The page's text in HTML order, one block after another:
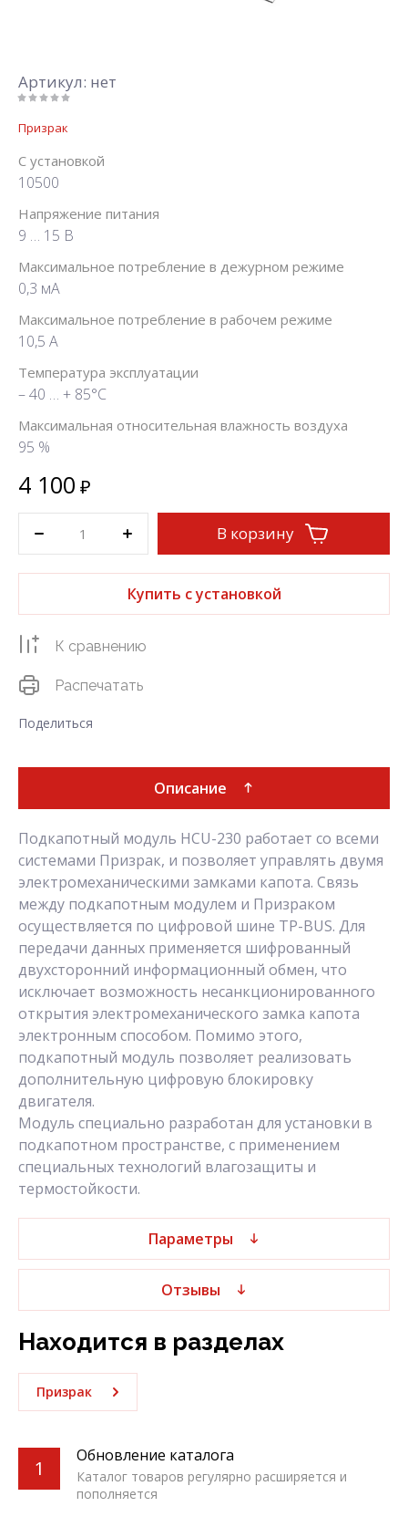
Артикул: нет
Призрак
С установкой
10500
Напряжение питания
9 … 15 В
Максимальное потребление в дежурном режиме
0,3 мА
Максимальное потребление в рабочем режиме
10,5 А
Температура эксплуатации
– 40 … + 85°С
Максимальная относительная влажность воздуха
95 %
4 100 ₽
В корзину
Купить с установкой
К сравнению
Поделиться
Распечатать
Описание
Подкапотный модуль HCU-230 работает со всеми
системами Призрак, и позволяет управлять двумя
электромеханическими замками капота. Связь
между подкапотным модулем и Призраком
осуществляется по цифровой шине TP-BUS. Для
передачи данных применяется шифрованный
двухсторонний информационный обмен, что
исключает возможность несанкционированного
открытия электромеханического замка капота
электронным способом. Помимо этого,
подкапотный модуль позволяет реализовать
дополнительную цифровую блокировку
двигателя.
Модуль специально разработан для установки в
подкапотном пространстве, с применением
специальных технологий влагозащиты и
термостойкости.
Параметры
Отзывы
Находится в разделах
Призрак
1
Обновление каталога
Каталог товаров регулярно расширяется и
пополняется